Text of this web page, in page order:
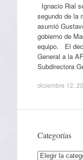
Ignacio Rial
segundo de la
asumió
gobierno de
equipo. El
General a la
Subdirectora
diciembre 12,
Categorías
Categorías